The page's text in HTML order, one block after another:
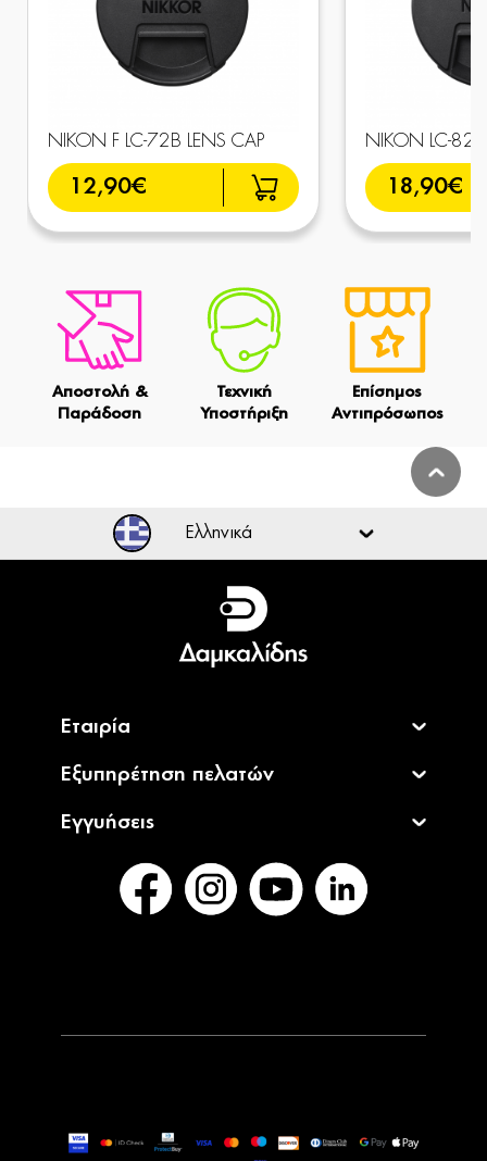
NIKON F LC-72B LENS CAP
12,90€
NIKON LC-82B
18,90€
Αποστολή &
Παράδοση
Τεχνική
Υποστήριξη
Επίσημος
Αντιπρόσωπος
Ελληνικά
Ελληνικά
English
Εταιρία
Εξυπηρέτηση πελατών
Εγγυήσεις